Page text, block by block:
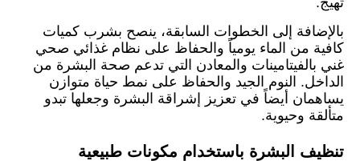
بالإضافة إلى الخطوات السابقة، ينصح بشرب كميات
كافية من الماء يومياً والحفاظ على نظام غذائي صحي
غني بالفيتامينات والمعادن التي تدعم صحة البشرة من
الداخل. النوم الجيد والحفاظ على نمط حياة متوازن
يساهمان أيضاً في تعزيز إشراقة البشرة وجعلها تبدو
متألقة وحيوية.
تنظيف البشرة باستخدام مكونات طبيعية